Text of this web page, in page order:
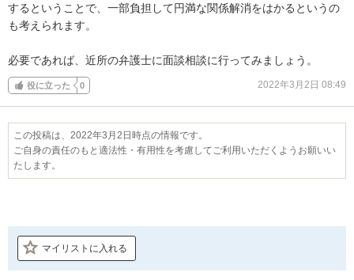
するということで、一部負担して円満な関係解消をはかるというの
も考えられます。
必要であれば、近所の弁護士に面談相談に行ってみましょう。
役に立った 0 2022年3月2日 08:49
この投稿は、2022年3月2日時点の情報です。
ご自身の責任のもと適法性・有用性を考慮してご利用いただくようお願いい
たします。
マイリストに入れる